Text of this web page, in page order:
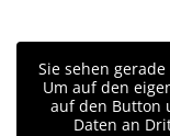
Sie sehen
Um auf den
auf den Button
Daten an